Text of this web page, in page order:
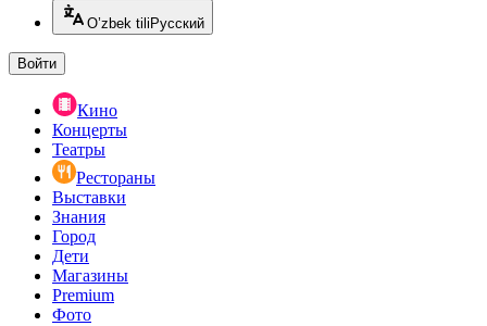
O’zbek tili Русский
Войти
Кино
Концерты
Театры
Рестораны
Выставки
Знания
Город
Дети
Магазины
Premium
Фото